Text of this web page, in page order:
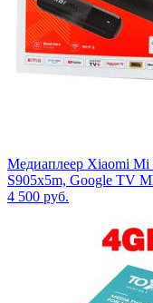
Медиаплеер Xiaomi
S905x5m, Google TV
4 500 руб.